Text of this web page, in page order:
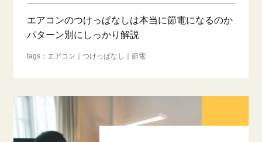
エアコンのつけっぱなしは本当に節電になるのか
パターン別にしっかり解説
エアコン つけっぱなし 節電